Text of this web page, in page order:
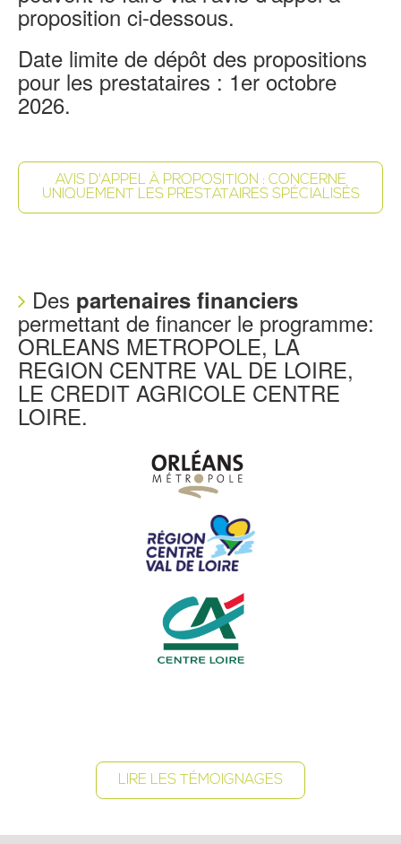
proposition ci-dessous.
Date limite de dépôt des propositions
pour les prestataires : 1er octobre
2026.
AVIS D'APPEL À PROPOSITION : CONCERNE
UNIQUEMENT LES PRESTATAIRES SPÉCIALISÉS
Des partenaires financiers
permettant de financer le programme:
ORLEANS METROPOLE, LA
REGION CENTRE VAL DE LOIRE,
LE CREDIT AGRICOLE CENTRE
LOIRE.
LIRE LES TÉMOIGNAGES